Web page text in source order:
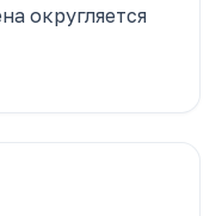
округляется